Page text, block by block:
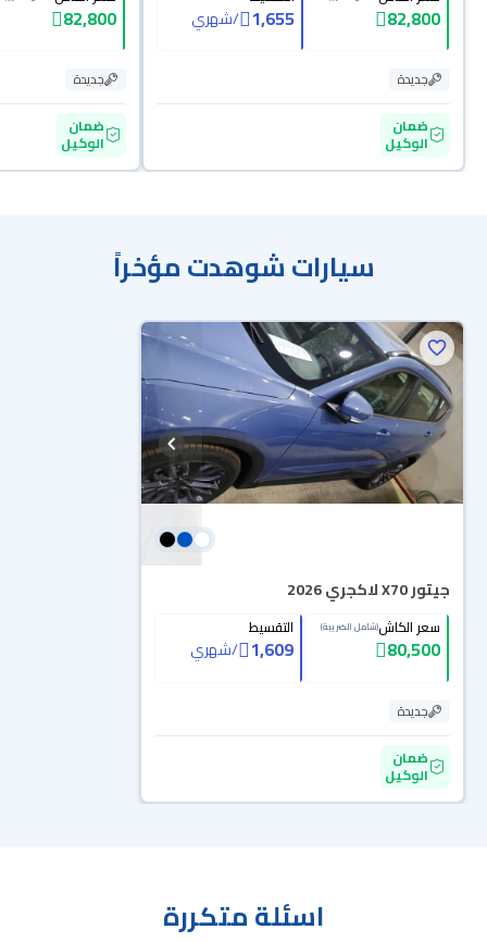
82,800
1,655
/شهري
جديدة
ضمان
الوكيل
82,800
جديدة
ضمان
الوكيل
سيارات شوهدت مؤخراً
جيتور X70 لاكجري 2026
سعر الكاش(شامل الضريبة)
80,500
التقسيط
1,609
/شهري
جديدة
ضمان
الوكيل
اسئلة متكررة